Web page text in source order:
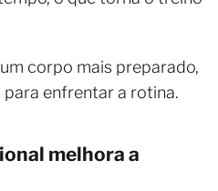
corpo mais preparado,
enfrentar a rotina.
melhora a